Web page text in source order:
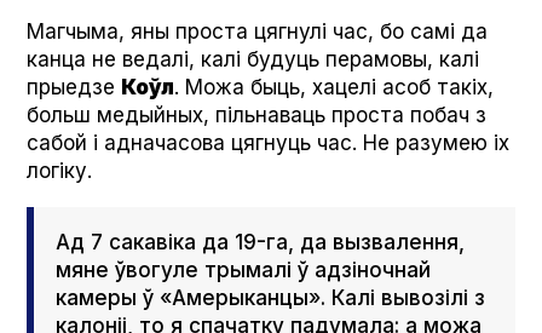
Магчыма, яны проста цягнулі час, бо самі да
канца не ведалі, калі будуць перамовы, калі
прыедзе Коўл. Можа быць, хацелі асоб такіх,
больш медыйных, пільнаваць проста побач з
сабой і адначасова цягнуць час. Не разумею іх
логіку.
Ад 7 сакавіка да 19-га, да вызвалення,
мяне ўвогуле трымалі ў адзіночнай
камеры ў «Амерыканцы». Калі вывозілі з
калоніі, то я спачатку падумала: а можа